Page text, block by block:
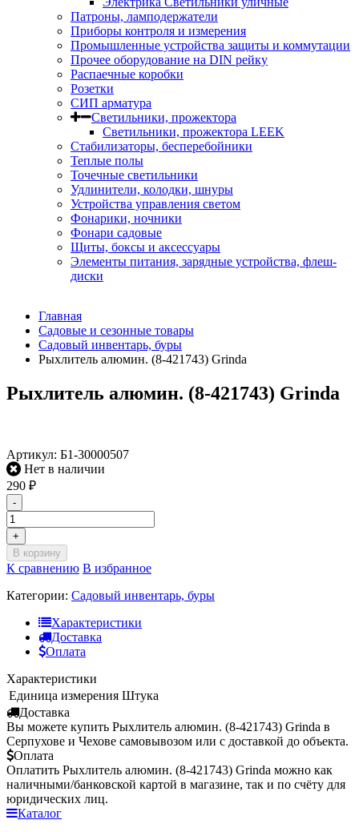
Патроны, ламподержатели
Приборы контроля и измерения
Промышленные устройства защиты и коммутации
Прочее оборудование на DIN рейку
Распаечные коробки
Розетки
СИП арматура
Светильники, прожектора
Светильники, прожектора LEEK
Стабилизаторы, бесперебойники
Теплые полы
Точечные светильники
Удлинители, колодки, шнуры
Устройства управления светом
Фонарики, ночники
Фонари садовые
Щиты, боксы и аксессуары
Элементы питания, зарядные устройства, флеш-
диски
Главная
Садовые и сезонные товары
Садовый инвентарь, буры
Рыхлитель алюмин. (8-421743) Grinda
Рыхлитель алюмин. (8-421743) Grinda
Артикул: Б1-30000507
Нет в наличии
290 ₽
-
+
В корзину
К сравнению В избранное
Категории: Садовый инвентарь, буры
Характеристики
Доставка
Оплата
Характеристики
Единица измерения Штука
Доставка
Вы можете купить Рыхлитель алюмин. (8-421743) Grinda в
Серпухове и Чехове самовывозом или с доставкой до объекта.
Оплата
Оплатить Рыхлитель алюмин. (8-421743) Grinda можно как
наличными/банковской картой в магазине, так и по счёту для
юридических лиц.
Каталог